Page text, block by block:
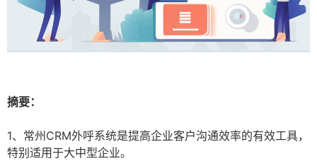
摘要：
1、常州CRM外呼系统是提高企业客户沟通效率的有效工具，
特别适用于大中型企业。